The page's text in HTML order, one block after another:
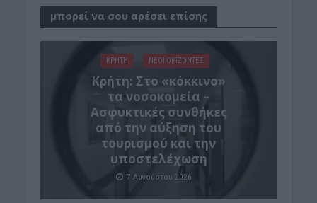
μπορεί να σου αρέσει επίσης
ΚΡΗΤΗ ΝΕΟΙ ΟΡΙΖΟΝΤΕΣ
Κρήτη: Στο «κόκκινο»
τα νοσοκομεία –
Ασφυκτικές συνθήκες
από την αύξηση του
τουρισμού και την
υποστελέχωση
7 Αυγούστου 2026